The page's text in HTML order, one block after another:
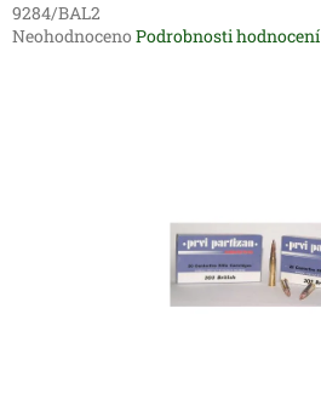
9284/BAL2
Průměrné
Neohodnoceno Podrobnosti hodnocení